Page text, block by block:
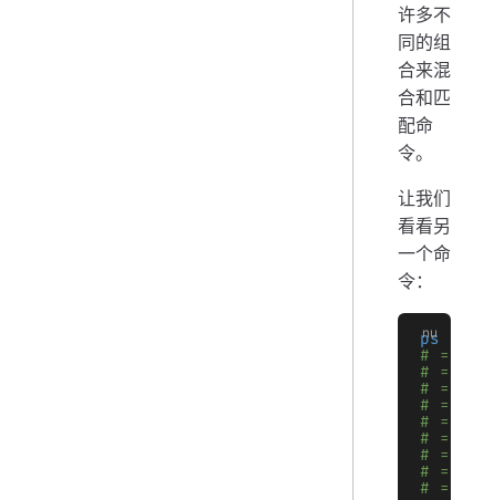
许多不
同的组
合来混
合和匹
配命
令。
让我们
看看另
一个命
令：
ps
# =>
# => │
# =>
# => │
# => │
# => │
# => │
# => │
# =>